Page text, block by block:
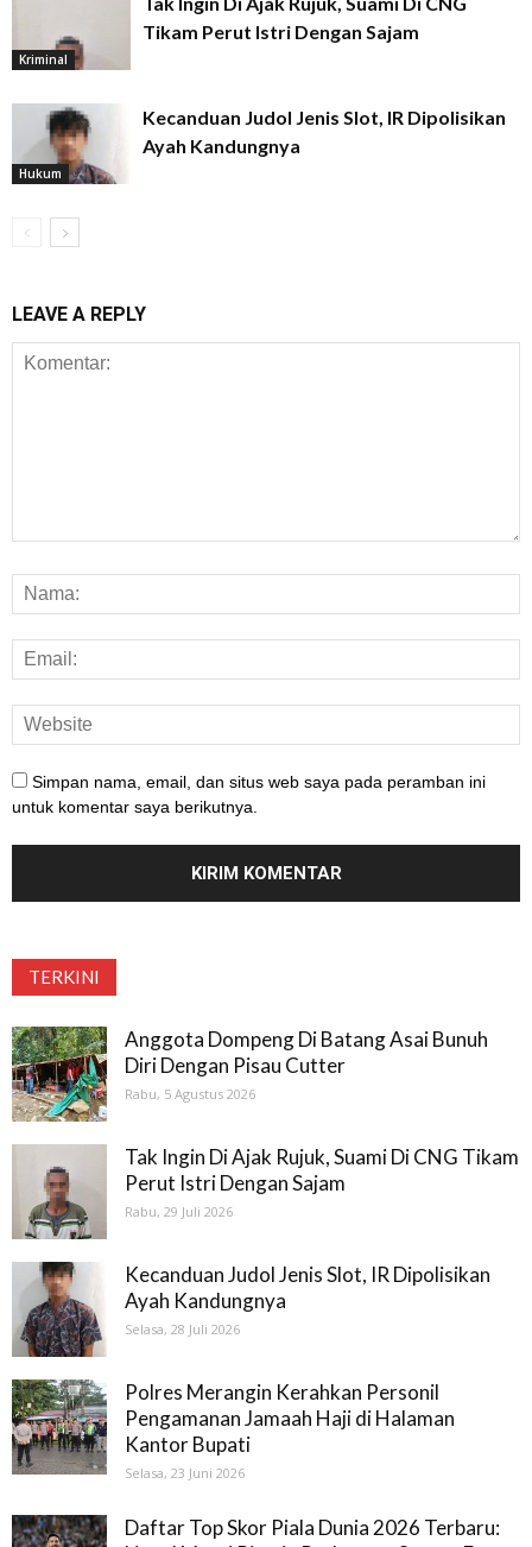
Kriminal
Tikam Perut Istri Dengan Sajam
Hukum
Kecanduan Judol Jenis Slot, IR Dipolisikan
Ayah Kandungnya
LEAVE A REPLY
Simpan nama, email, dan situs web saya pada peramban ini
untuk komentar saya berikutnya.
TERKINI
Anggota Dompeng Di Batang Asai Bunuh
Diri Dengan Pisau Cutter
Rabu, 5 Agustus 2026
Tak Ingin Di Ajak Rujuk, Suami Di CNG Tikam
Perut Istri Dengan Sajam
Rabu, 29 Juli 2026
Kecanduan Judol Jenis Slot, IR Dipolisikan
Ayah Kandungnya
Selasa, 28 Juli 2026
Polres Merangin Kerahkan Personil
Pengamanan Jamaah Haji di Halaman
Kantor Bupati
Selasa, 23 Juni 2026
Daftar Top Skor Piala Dunia 2026 Terbaru: